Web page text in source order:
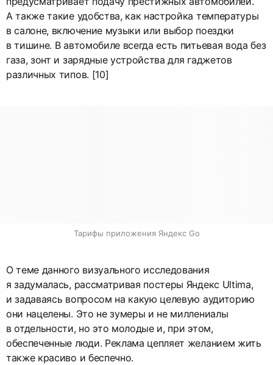
А также такие удобства, как настройка температуры
в салоне, включение музыки или выбор поездки
в тишине. В автомобиле всегда есть питьевая вода без
газа, зонт и зарядные устройства для гаджетов
различных типов. [10]
Тарифы приложения Яндекс Go
О теме данного визуального исследования
я задумалась, рассматривая постеры Яндекс Ultima,
и задаваясь вопросом на какую целевую аудиторию
они нацелены. Это не зумеры и не миллениалы
в отдельности, но это молодые и, при этом,
обеспеченные люди. Реклама цепляет желанием жить
также красиво и беспечно.